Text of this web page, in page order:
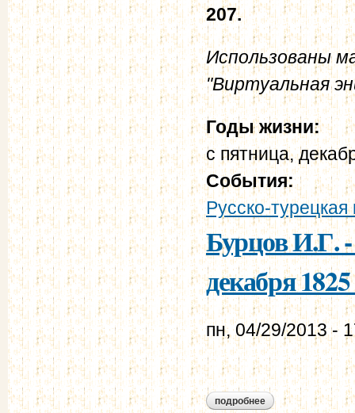
207.
Использованы
"Виртуальная
Годы жизни:
с пятница,
События:
Русско-турецкая
Бурцов И.Г.
декабря 1825
пн, 04/29/2013 -
подробнее о бурцов и.г. -